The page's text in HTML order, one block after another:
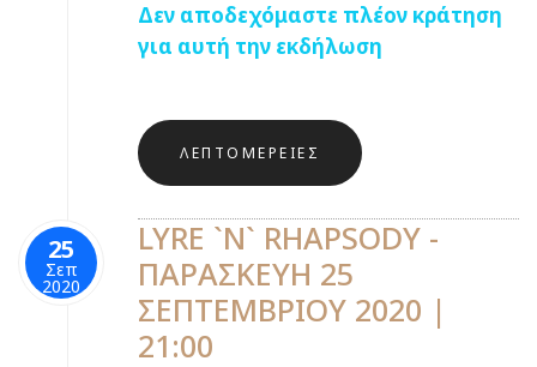
Δεν αποδεχόμαστε πλέον κράτηση
για αυτή την εκδήλωση
ΛΕΠΤΟΜΈΡΕΙΕΣ
25
Σεπ
2020
LYRE `N` RHAPSODY -
ΠΑΡΑΣΚΕΥΗ 25
ΣΕΠΤΕΜΒΡΙΟΥ 2020 |
21:00